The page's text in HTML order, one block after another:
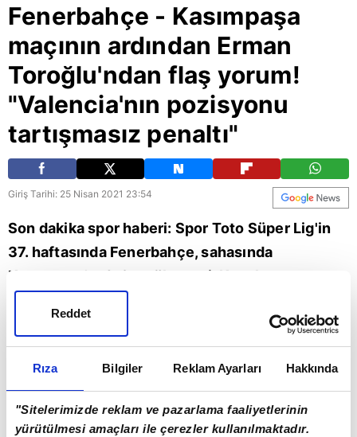
Rıza Bilgiler Reklam Ayarları Hakkında
"Sitelerimizde reklam ve pazarlama faaliyetlerinin
yürütülmesi amaçları ile çerezler kullanılmaktadır.
Reddet
Fenerbahçe - Kasımpaşa
maçının ardından Erman
Toroğlu'ndan flaş yorum!
"Valencia'nın pozisyonu
tartışmasız penaltı"
Giriş Tarihi: 25 Nisan 2021 23:54
Son dakika spor haberi: Spor Toto Süper Lig'in
37. haftasında Fenerbahçe, sahasında
Kasımpaşa'yı 3-2 mağlup etti. Karşılaşmanın
ardından A Spor yorumcusu Erman
Toroğlu, Valencia'nın yerde kaldığı pozisyonu
değerlendirdi. Pozisyon için Toroğlu, "Net
penaltı" ifadelerini kullandı. | Son dakika
Fenerbahçe haberleri